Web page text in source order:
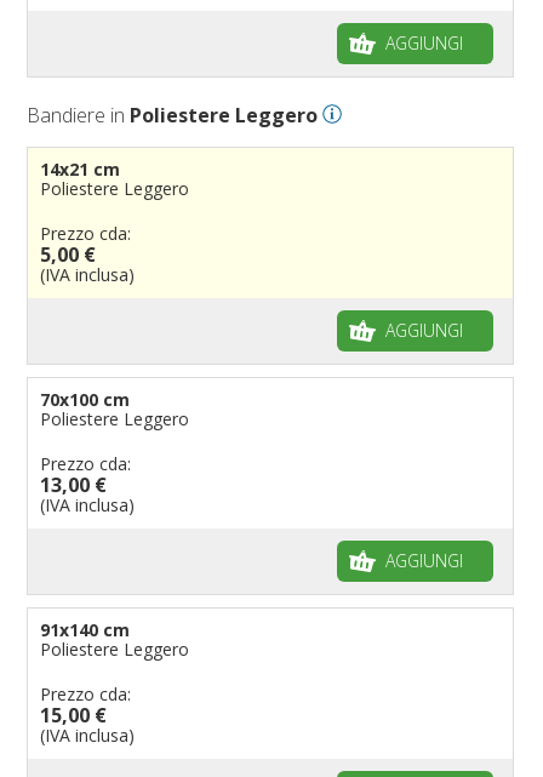
AGGIUNGI
Bandiere in Poliestere Leggero
14x21 cm
Poliestere Leggero
Prezzo cda:
5,00 €
(IVA inclusa)
AGGIUNGI
70x100 cm
Poliestere Leggero
Prezzo cda:
13,00 €
(IVA inclusa)
AGGIUNGI
91x140 cm
Poliestere Leggero
Prezzo cda:
15,00 €
(IVA inclusa)